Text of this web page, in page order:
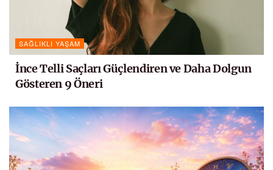
SAĞLIKLI YAŞAM
İnce Telli Saçları Güçlendiren ve Daha Dolgun
Gösteren 9 Öneri